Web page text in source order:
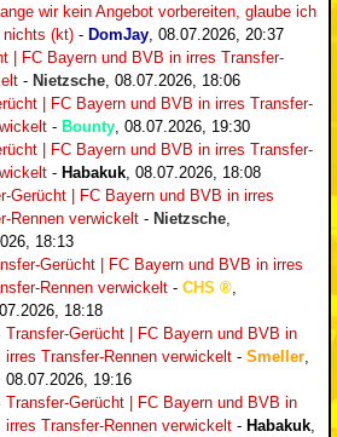
wir kein Angebot vorbereiten, glaube ich
nichts (kt) - DomJay 08.07.2026, 20:37
| FC Bayern und BVB in irres Transfer-
- Nietzsche 08.07.2026, 18:06
| FC Bayern und BVB in irres Transfer-
- Bounty 08.07.2026, 19:30
| FC Bayern und BVB in irres Transfer-
- Habakuk 08.07.2026, 18:08
Gerücht | FC Bayern und BVB in irres
Rennen verwickelt - Nietzsche
18:13
Gerücht | FC Bayern und BVB in irres
Rennen verwickelt - CHS
18:18
Transfer-Gerücht | FC Bayern und BVB in
irres Transfer-Rennen verwickelt - Smeller
08.07.2026, 19:16
Transfer-Gerücht | FC Bayern und BVB in
irres Transfer-Rennen verwickelt - Habakuk